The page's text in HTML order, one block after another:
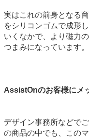
実はこれの前身となる
をシリコンゴムで成形
いくなかで、より磁力
つまみになっています。
AssistOnのお客様にメ
デザイン事務所などで
の商品の中でも、この